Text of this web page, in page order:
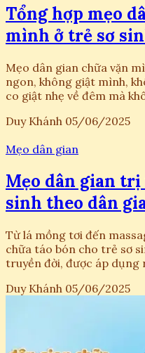
Tổng hợp mẹo
mình ở trẻ sơ
Mẹo dân gian chữa vặn
ngon, không giật mình,
co giật nhẹ về đêm mà
Duy Khánh 05/06/2025
Mẹo dân gian
Mẹo dân gian
sinh theo dân
Từ lá mồng tơi đến
chữa táo bón cho trẻ sơ
truyền đời, được áp
Duy Khánh 05/06/2025